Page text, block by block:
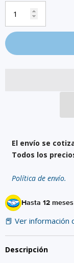
El envío se
Todos los
Política de envío.
Hasta 12
📕 Ver información
Descripción